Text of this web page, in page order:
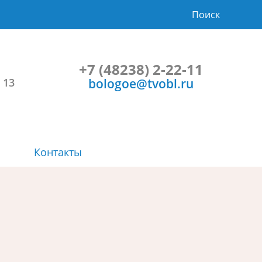
Поиск
+7 (48238) 2-22-11
bologoe@tvobl.ru
Контакты